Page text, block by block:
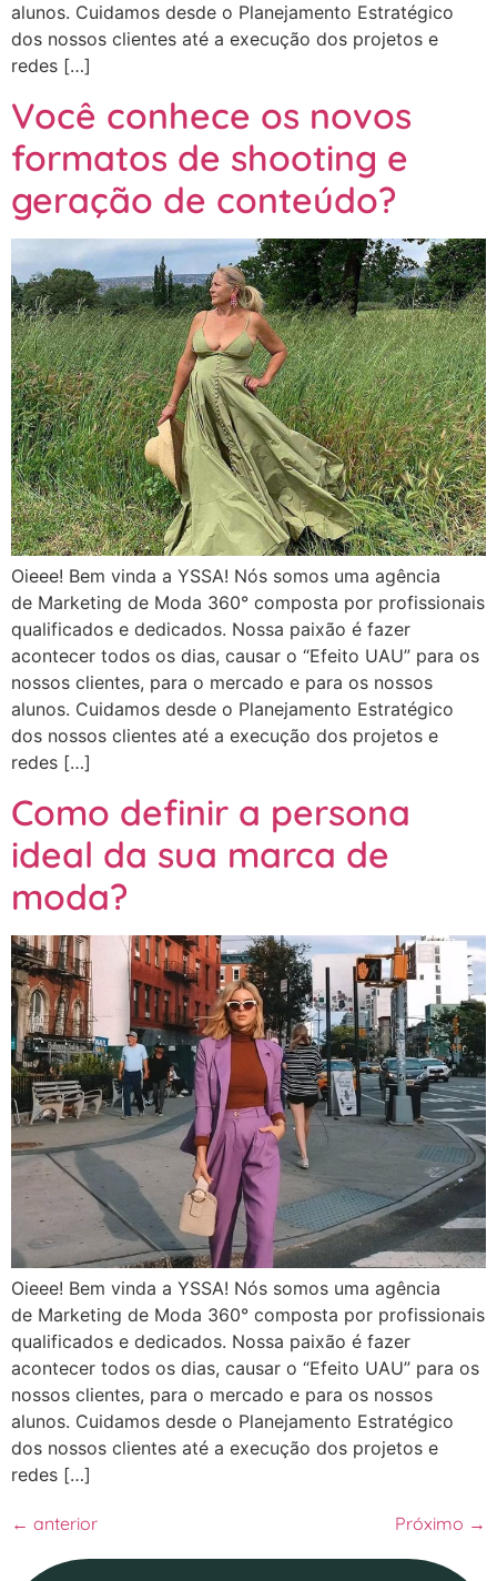
alunos. Cuidamos desde o Planejamento Estratégico
dos nossos clientes até a execução dos projetos e
redes […]
Você conhece os novos
formatos de shooting e
geração de conteúdo?
Oieee! Bem vinda a YSSA! Nós somos uma agência
de Marketing de Moda 360° composta por profissionais
qualificados e dedicados. Nossa paixão é fazer
acontecer todos os dias, causar o “Efeito UAU” para os
nossos clientes, para o mercado e para os nossos
alunos. Cuidamos desde o Planejamento Estratégico
dos nossos clientes até a execução dos projetos e
redes […]
Como definir a persona
ideal da sua marca de
moda?
Oieee! Bem vinda a YSSA! Nós somos uma agência
de Marketing de Moda 360° composta por profissionais
qualificados e dedicados. Nossa paixão é fazer
acontecer todos os dias, causar o “Efeito UAU” para os
nossos clientes, para o mercado e para os nossos
alunos. Cuidamos desde o Planejamento Estratégico
dos nossos clientes até a execução dos projetos e
redes […]
← anterior Próximo →